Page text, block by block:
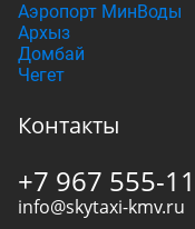
Аэропорт МинВоды
Архыз
Домбай
Чегет
Контакты
+7 967 555-
info@skytaxi-kmv.ru